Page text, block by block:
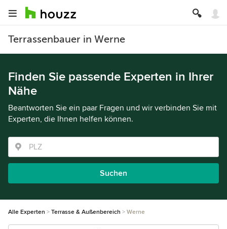
Terrassenbauer in Werne
Finden Sie passende Experten in Ihrer
Nähe
Beantworten Sie ein paar Fragen und wir verbinden Sie mit
Experten, die Ihnen helfen können.
Suchen
Alle Experten Terrasse & Außenbereich Werne